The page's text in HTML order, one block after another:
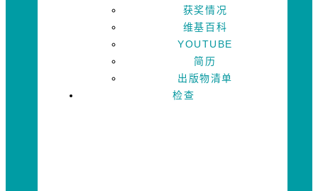
获奖情况
维基百科
YOUTUBE
简历
出版物清单
检查